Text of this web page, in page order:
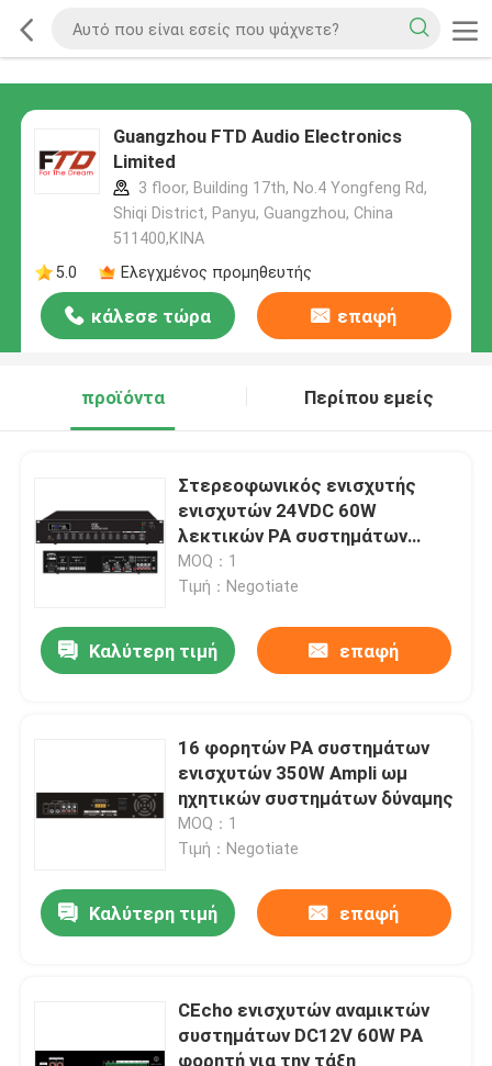
Guangzhou FTD Audio Electronics
Limited
3 floor, Building 17th, No.4 Yongfeng Rd,
Shiqi District, Panyu, Guangzhou, China
511400,ΚΙΝΑ
5.0
Ελεγχμένος προμηθευτής
κάλεσε τώρα επαφή
προϊόντα Περίπου εμείς
Στερεοφωνικός ενισχυτής
ενισχυτών 24VDC 60W
λεκτικών PA συστημάτων
ανθεκτικός
MOQ：1
Τιμή：Negotiate
Καλύτερη τιμή επαφή
16 φορητών PA συστημάτων
ενισχυτών 350W Ampli ωμ
ηχητικών συστημάτων δύναμης
MOQ：1
Τιμή：Negotiate
Καλύτερη τιμή επαφή
CEcho ενισχυτών αναμικτών
συστημάτων DC12V 60W PA
φορητή για την τάξη